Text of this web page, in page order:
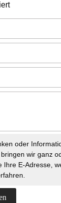
oder
wir ganz
Ihre E-Adresse,